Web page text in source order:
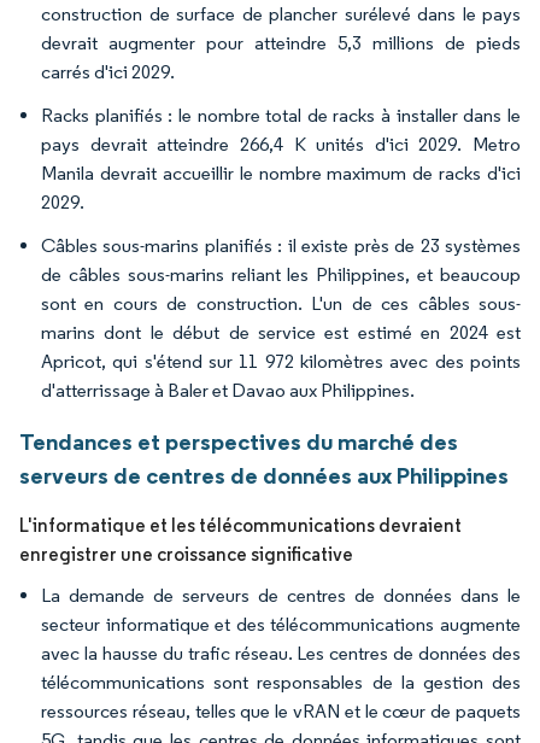
construction de surface de plancher surélevé dans le pays
devrait augmenter pour atteindre 5,3 millions de pieds
carrés d'ici 2029.
Racks planifiés : le nombre total de racks à installer dans le
pays devrait atteindre 266,4 K unités d'ici 2029. Metro
Manila devrait accueillir le nombre maximum de racks d'ici
2029.
Câbles sous-marins planifiés : il existe près de 23 systèmes
de câbles sous-marins reliant les Philippines, et beaucoup
sont en cours de construction. L'un de ces câbles sous-
marins dont le début de service est estimé en 2024 est
Apricot, qui s'étend sur 11 972 kilomètres avec des points
d'atterrissage à Baler et Davao aux Philippines.
Tendances et perspectives du marché des
serveurs de centres de données aux Philippines
L'informatique et les télécommunications devraient
enregistrer une croissance significative
La demande de serveurs de centres de données dans le
secteur informatique et des télécommunications augmente
avec la hausse du trafic réseau. Les centres de données des
télécommunications sont responsables de la gestion des
ressources réseau, telles que le vRAN et le cœur de paquets